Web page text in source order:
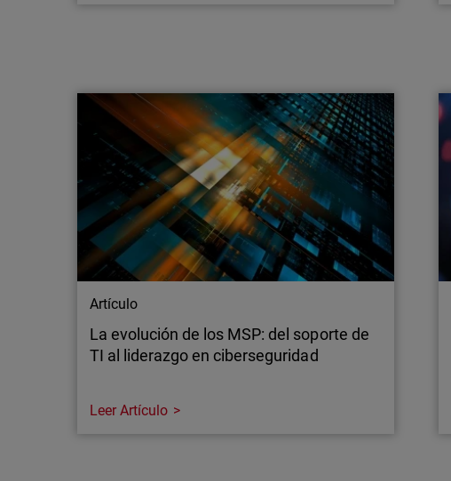
reforzar la defensa de los M…
Madrid, 21 de julio de 2026 – WatchGuard
Technologies, líder global en ciberseguridad
unificada para proveedores de servicios
gestionados (MSP), anuncia nuevas
inversiones en IA de vanguardia aplicada a la
seguridad de las aplicaciones, ampliando así
el acceso a capacidades avanzadas tanto de
OpenAI…
Artículo
La evolución de los MSP: del soporte de
TI al liderazgo en ciberseguridad
Leer Artículo